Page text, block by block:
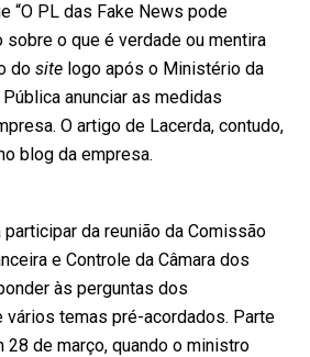
“O PL das Fake News pode
sobre o que é verdade ou mentira
do site logo após o Ministério da
anunciar as medidas
O artigo de Lacerda, contudo,
blog da empresa.
da reunião da Comissão
e Controle da Câmara dos
às perguntas dos
vários temas pré-acordados. Parte
28 de março, quando o ministro